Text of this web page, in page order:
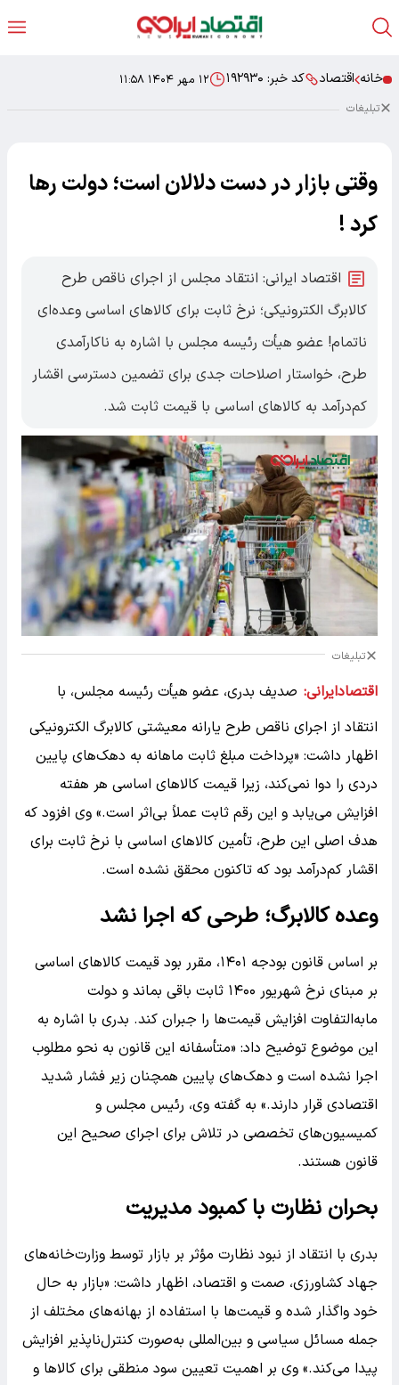
خانه اقتصاد کد خبر: ۱۹۲۹۳۰ ۱۲ مهر ۱۴۰۴ ۱۱:۵۸
تبلیغات
وقتی بازار در دست دلالان است؛ دولت رها
کرد !
اقتصاد ایرانی: انتقاد مجلس از اجرای ناقص طرح
کالابرگ الکترونیکی؛ نرخ ثابت برای کالاهای اساسی وعده‌ای
ناتمام! عضو هیأت رئیسه مجلس با اشاره به ناکارآمدی
طرح، خواستار اصلاحات جدی برای تضمین دسترسی اقشار
کم‌درآمد به کالاهای اساسی با قیمت ثابت شد.
تبلیغات
اقتصادایرانی: صدیف بدری، عضو هیأت رئیسه مجلس، با
انتقاد از اجرای ناقص طرح یارانه معیشتی کالابرگ الکترونیکی
اظهار داشت: «پرداخت مبلغ ثابت ماهانه به دهک‌های پایین
دردی را دوا نمی‌کند، زیرا قیمت کالاهای اساسی هر هفته
افزایش می‌یابد و این رقم ثابت عملاً بی‌اثر است.» وی افزود که
هدف اصلی این طرح، تأمین کالاهای اساسی با نرخ ثابت برای
اقشار کم‌درآمد بود که تاکنون محقق نشده است.
وعده کالابرگ؛ طرحی که اجرا نشد
بر اساس قانون بودجه ۱۴۰۱، مقرر بود قیمت کالاهای اساسی
بر مبنای نرخ شهریور ۱۴۰۰ ثابت باقی بماند و دولت
مابه‌التفاوت افزایش قیمت‌ها را جبران کند. بدری با اشاره به
این موضوع توضیح داد: «متأسفانه این قانون به نحو مطلوب
اجرا نشده است و دهک‌های پایین همچنان زیر فشار شدید
اقتصادی قرار دارند.» به گفته وی، رئیس مجلس و
کمیسیون‌های تخصصی در تلاش برای اجرای صحیح این
قانون هستند.
بحران نظارت با کمبود مدیریت
بدری با انتقاد از نبود نظارت مؤثر بر بازار توسط وزارت‌خانه‌های
جهاد کشاورزی، صمت و اقتصاد، اظهار داشت: «بازار به حال
خود واگذار شده و قیمت‌ها با استفاده از بهانه‌های مختلف از
جمله مسائل سیاسی و بین‌المللی به‌صورت کنترل‌ناپذیر افزایش
پیدا می‌کند.» وی بر اهمیت تعیین سود منطقی برای کالاها و